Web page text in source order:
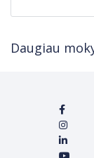
Daugiau